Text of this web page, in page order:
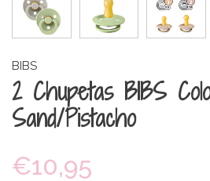
BIBS
2 Chupetas BIBS
Sand/Pistacho
€10,95